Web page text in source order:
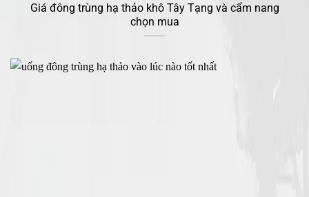
Giá đông trùng hạ thảo khô Tây Tạng và cẩm nang
chọn mua